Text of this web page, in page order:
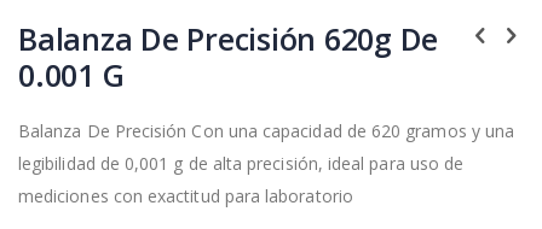
to
the
beginning
of
images
gallery
Balanza De Precisión 620g De
0.001 G
Balanza De Precisión Con una capacidad de 620 gramos y una
legibilidad de 0,001 g de alta precisión, ideal para uso de
mediciones con exactitud para laboratorio